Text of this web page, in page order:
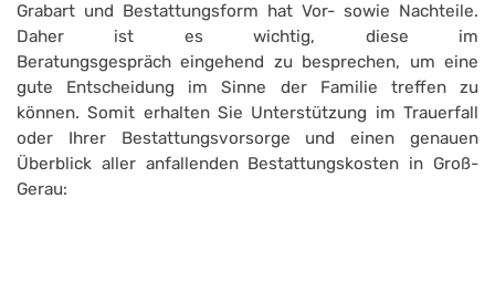
Grabart und Bestattungsform hat Vor- sowie Nachteile.
Daher ist es wichtig, diese im
Beratungsgespräch eingehend zu besprechen, um eine
gute Entscheidung im Sinne der Familie treffen zu
können. Somit erhalten Sie Unterstützung im Trauerfall
oder Ihrer Bestattungsvorsorge und einen genauen
Überblick aller anfallenden Bestattungskosten in Groß-
Gerau: